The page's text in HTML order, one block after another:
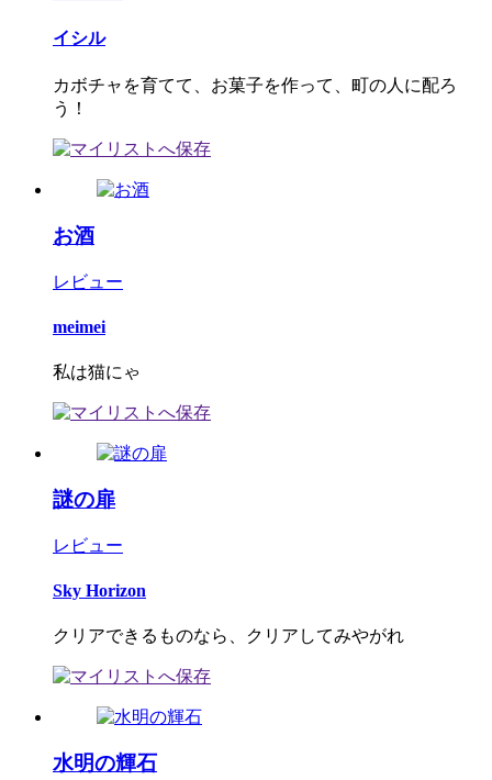
イシル
カボチャを育てて、お菓子を作って、町の人に配ろ
う！
お酒
レビュー
meimei
私は猫にゃ
謎の扉
レビュー
Sky Horizon
クリアできるものなら、クリアしてみやがれ
水明の輝石